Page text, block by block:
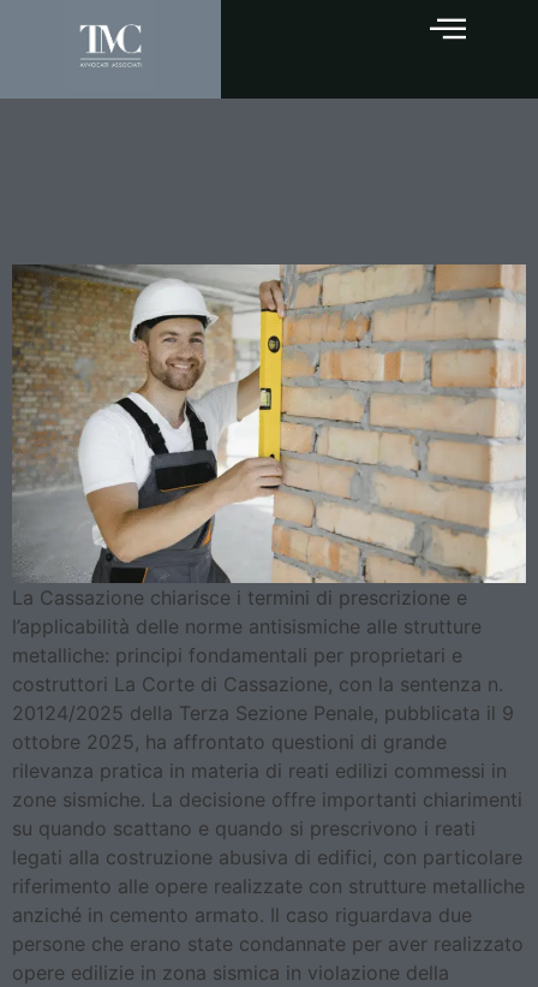
La Cassazione chiarisce i termini di prescrizione e
l’applicabilità delle norme antisismiche alle strutture
metalliche: principi fondamentali per proprietari e
costruttori La Corte di Cassazione, con la sentenza n.
20124/2025 della Terza Sezione Penale, pubblicata il 9
ottobre 2025, ha affrontato questioni di grande
rilevanza pratica in materia di reati edilizi commessi in
zone sismiche. La decisione offre importanti chiarimenti
su quando scattano e quando si prescrivono i reati
legati alla costruzione abusiva di edifici, con particolare
riferimento alle opere realizzate con strutture metalliche
anziché in cemento armato. Il caso riguardava due
persone che erano state condannate per aver realizzato
opere edilizie in zona sismica in violazione della